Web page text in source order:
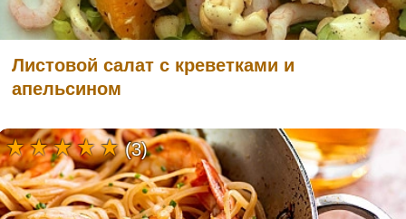
Листовой салат с креветками и
апельсином
(3)